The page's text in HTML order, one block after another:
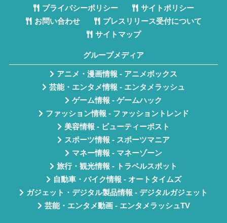
プライバシーポリシー
サイトポリシー
お問い合わせ
プレスリリース受付について
サイトマップ
グループメディア
アニメ・漫画情報 - アニメボックス
芸能・エンタメ情報 - エンタメラッシュ
ゲーム情報 - ゲームハック
ファッション情報 - ファッショントレンド
美容情報 - ビューティーポスト
スポーツ情報 - スポーツマニア
マネー情報 - マネーゾーン
旅行・観光情報 - トラベルスポット
自動車・バイク情報 - オートタイムズ
ガジェット・デジタル製品情報 - デジタルガジェット
芸能・エンタメ動画 - エンタメラッシュTV